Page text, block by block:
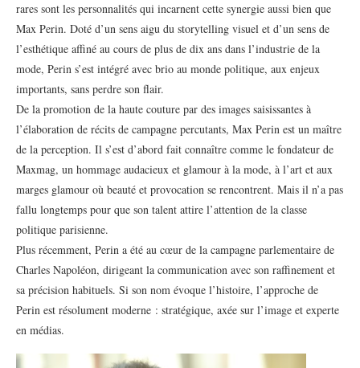
rares sont les personnalités qui incarnent cette synergie aussi bien que
Max Perin. Doté d’un sens aigu du storytelling visuel et d’un sens de
l’esthétique affiné au cours de plus de dix ans dans l’industrie de la
mode, Perin s’est intégré avec brio au monde politique, aux enjeux
importants, sans perdre son flair.
De la promotion de la haute couture par des images saisissantes à
l’élaboration de récits de campagne percutants, Max Perin est un maître
de la perception. Il s’est d’abord fait connaître comme le fondateur de
Maxmag, un hommage audacieux et glamour à la mode, à l’art et aux
marges glamour où beauté et provocation se rencontrent. Mais il n’a pas
fallu longtemps pour que son talent attire l’attention de la classe
politique parisienne.
Plus récemment, Perin a été au cœur de la campagne parlementaire de
Charles Napoléon, dirigeant la communication avec son raffinement et
sa précision habituels. Si son nom évoque l’histoire, l’approche de
Perin est résolument moderne : stratégique, axée sur l’image et experte
en médias.